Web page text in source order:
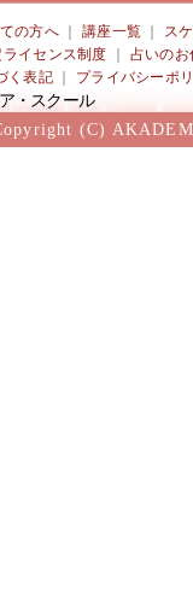
の方へ 講座一覧
ス
ライセンス制度
占いのお
く表記 プライバシーポ
(C)